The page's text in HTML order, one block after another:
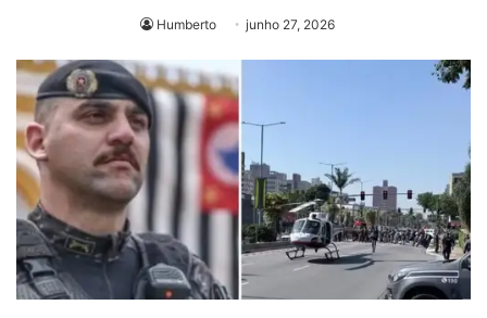
Humberto junho 27, 2026